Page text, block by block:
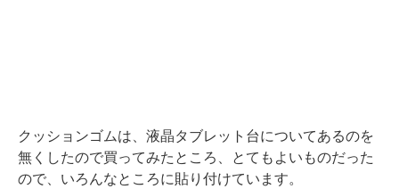
クッションゴムは、液晶タブレット台についてあるのを
無くしたので買ってみたところ、とてもよいものだった
ので、いろんなところに貼り付けています。